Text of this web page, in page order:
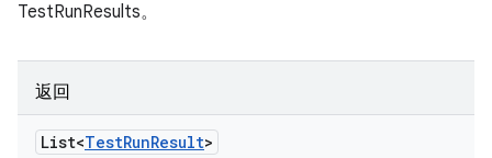
TestRunResults。
返回
List<TestRunResult>